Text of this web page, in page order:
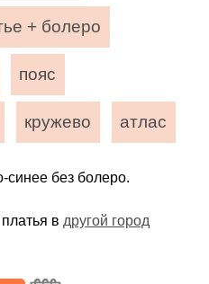
+ болеро
пояс
кружево атлас
синее без болеро.
в другой город